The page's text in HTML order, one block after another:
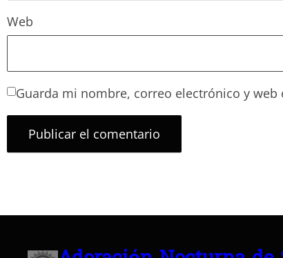
Web
Guarda mi nombre, correo electrónico y